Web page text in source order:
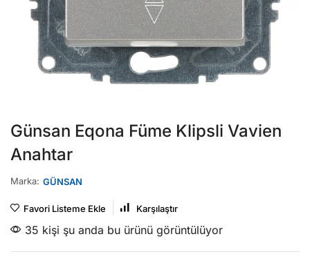
Günsan Eqona Füme Klipsli Vavien
Anahtar
Marka: GÜNSAN
Favori Listeme Ekle Karşılaştır
35 kişi şu anda bu ürünü görüntülüyor